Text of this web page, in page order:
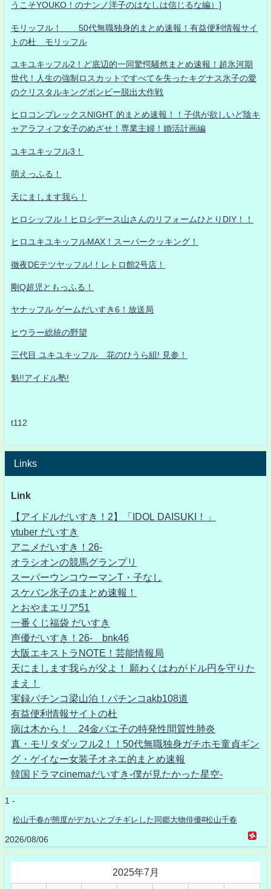
うこそYOUKO！のナンノ洋子のはなしは信じるな編）]
モリッフル！ 50代無職独身的まとめ速報！有益便利情報サイ
トの杜 モリッフル
ユキユキッフル2！ど底辺的一同驚愕騒然まとめ速報！超氷河期
世代！人生の強制ロスカットですべてを失ったキグナス氷子の愛
のクリスタルキングボンビー脱出大作戦
ヒロコンプレックスNIGHT 的まとめ速報！！子供が欲しいど陰キ
ャアラフィフ女子のめざせ！専業主婦！婚活計画編
ユキユキッフル3！
萌えっふる！
天にまします我ら！
ヒロシッフル！ヒロシデース山さんのリフォームひとりDIY！！
ヒロユキユキッフルMAX！スーパークッキング！
徹夜DEテツヤッフル!！レトロ館2号店！
剛Q超児ともっふる！
ヤナッフル ゲームだいすき6！放送局
ヒウラー総統の野望
三代目 ユキユキッフル 花のひうら組! 見参！
魁!!アイドル塾!
t112
Links
Link
【アイドルだいすき！2】「IDOL DAISUKI！」
vtuber だいすき
アニメだいすき！26-
オラシオンの競馬グランプリ
スーパーウンコウーマンT・子なし
スケバン氷子のまとめ速報！
とおやまエリア51
一番くじ福袋 だいすき
声優だいすき！26- bnk46
大阪エキストラNOTE！芸能情報局
天にまします我らが父よ！ 願わくはわがドル円を守りた
まえ！
実録パチンコ梁山泊！パチンコakb108道
有益便利情報サイトの杜
病は木から！ 24金バエ子の特発性間質性肺炎
真・モリタダッフル2！！50代無職独身ガチホモ童貞ギン
グ・ゲイなー女装子オネエ的まとめ速報
韓国ドラマcinemaだいすき-僕が見たかった星空-
1 -
松山千春が態度がデカいとブチギレした同郷大物俳優#松山千春
2026/08/06
2025年7月